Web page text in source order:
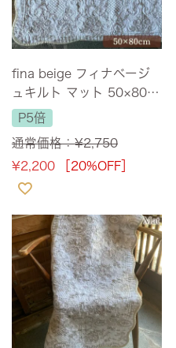
fina beige フィナベージ
ュキルト マット 50×80c
mP5倍
通常価格：¥2,750
¥2,200 ［20%OFF］